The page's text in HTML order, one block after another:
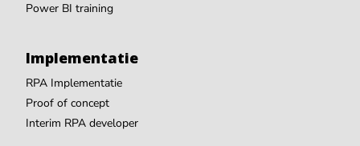
Power BI training
Implementatie
RPA Implementatie
Proof of concept
Interim RPA developer